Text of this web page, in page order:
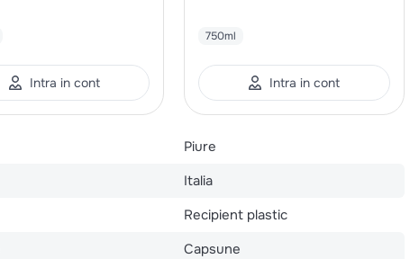
Intra in cont
750ml
Intra in cont
Piure
Italia
Recipient plastic
Capsune